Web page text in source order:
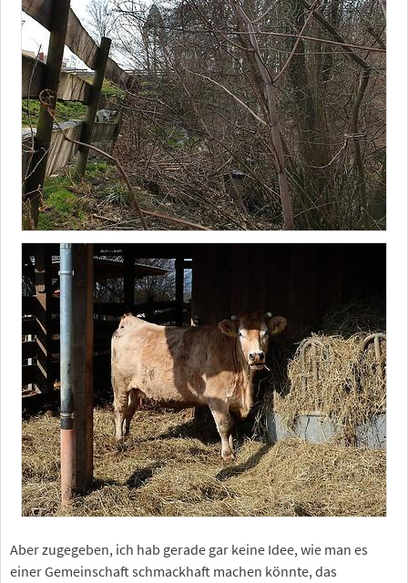
Aber zugegeben, ich hab gerade gar keine Idee, wie man es
einer Gemeinschaft schmackhaft machen könnte, das